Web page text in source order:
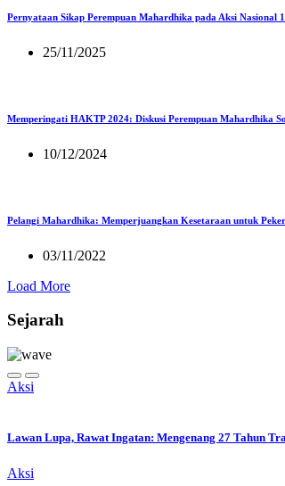
Pernyataan Sikap Perempuan Mahardhika pada Aksi
25/11/2025
Memperingati HAKTP 2024: Diskusi Perempuan Mahardhika
10/12/2024
Pelangi Mahardhika: Memperjuangkan Kesetaraan untuk
03/11/2022
Load More
Sejarah
Aksi
Lawan Lupa, Rawat Ingatan: Mengenang 27 Tahun
Aksi